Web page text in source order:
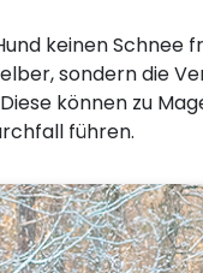
keinen Schnee
sondern die
können zu
führen.